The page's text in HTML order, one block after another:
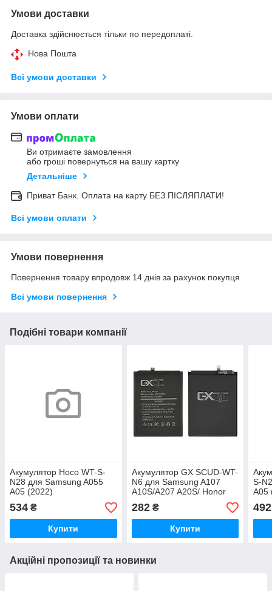
Умови доставки
Доставка здійснюється тільки по передоплаті.
Нова Пошта
Всі умови доставки
Умови оплати
Ви отримаєте замовлення
або гроші повернуться на вашу картку
Детальніше
Приват Банк. Оплата на карту БЕЗ ПІСЛЯПЛАТИ!
Всі умови оплати
Умови повернення
Повернення товару впродовж 14 днів за рахунок покупця
Всі умови повернення
Подібні товари компанії
Акумулятор Hoco WT-S-
N28 для Samsung A055
A05 (2022)
534 ₴
Купити
Акумулятор GX SCUD-WT-
N6 для Samsung A107
A10S/A207 A20S/ Honor
282₴
Купити
S-
A05
492
Акційні пропозиції та новинки